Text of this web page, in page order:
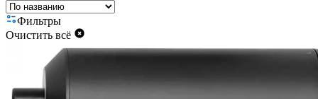
Фильтры
Очистить всё